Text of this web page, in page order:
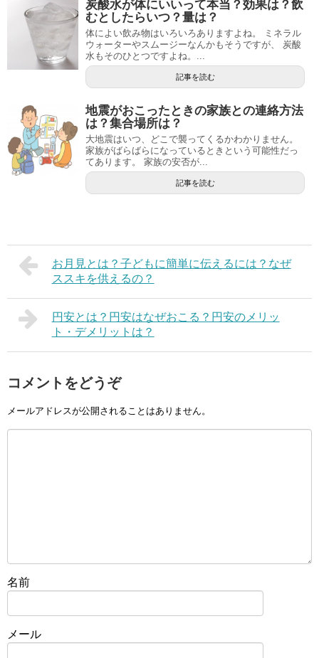
炭酸水が体にいいって本当？効果は？飲
むとしたらいつ？量は？
体によい飲み物はいろいろありますよね。 ミネラル
ウォーターやスムージーなんかもそうですが、 炭酸
水もそのひとつですよね。...
記事を読む
地震がおこったときの家族との連絡方法
は？集合場所は？
大地震はいつ、どこで襲ってくるかわかりません。
家族がばらばらになっているときという可能性だっ
てあります。 家族の安否が...
記事を読む
お月見とは？子どもに簡単に伝えるには？なぜ
ススキを供えるの？
円安とは？円安はなぜおこる？円安のメリッ
ト・デメリットは？
コメントをどうぞ
メールアドレスが公開されることはありません。
名前
メール